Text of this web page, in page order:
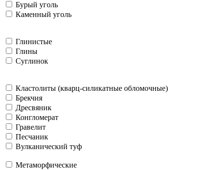
Бурый уголь
Каменный уголь
Глинистые
Глины
Суглинок
Кластолиты (кварц-силикатные обломочные)
Брекчия
Дресвяник
Конгломерат
Гравелит
Песчаник
Вулканический туф
Метаморфические